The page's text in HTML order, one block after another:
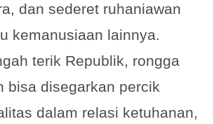
dan sederet ruhaniawan
kemanusiaan lainnya.
terik Republik, rongga
bisa disegarkan percik
dalam relasi ketuhanan,